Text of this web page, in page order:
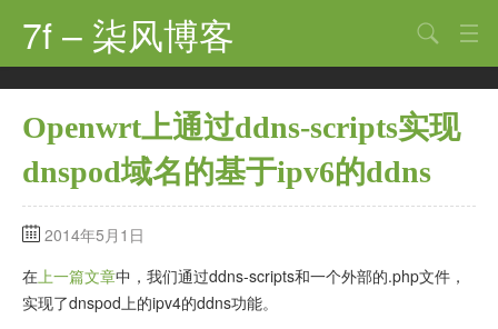
7f – 柒风博客
首页
软件·技术
手机·数码
科技·探索
观点·讨论
其他
搜索
Openwrt上通过ddns-scripts实现
dnspod域名的基于ipv6的ddns
2014年5月1日
在上一篇文章中，我们通过ddns-scripts和一个外部的.php文件，
实现了dnspod上的ipv4的ddns功能。